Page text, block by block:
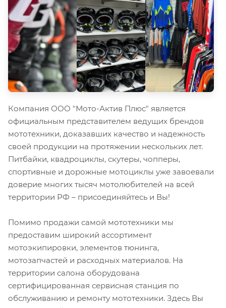
Компания ООО "Мото-Актив Плюс" является
официальным представителем ведущих брендов
мототехники, доказавших качество и надежность
своей продукции на протяжении нескольких лет.
Питбайки, квадроциклы, скутеры, чопперы,
спортивные и дорожные мотоциклы уже завоевали
доверие многих тысяч мотолюбителей на всей
территории РФ – присоединяйтесь и Вы!
Помимо продажи самой мототехники мы
предоставим широкий ассортимент
мотоэкипировки, элементов тюнинга,
мотозапчастей и расходных материалов. На
территории салона оборудована
сертифицированная сервисная станция по
обслуживанию и ремонту мототехники. Здесь Вы